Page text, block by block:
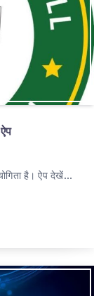
है। ऐप देखें…